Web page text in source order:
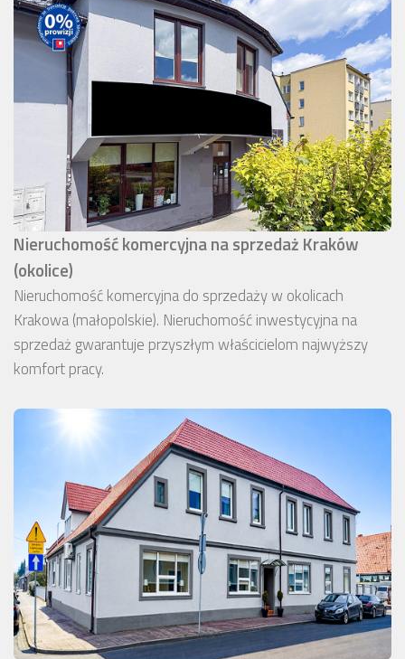
Nieruchomość komercyjna na sprzedaż Kraków
(okolice)
Nieruchomość komercyjna do sprzedaży w okolicach
Krakowa (małopolskie). Nieruchomość inwestycyjna na
sprzedaż gwarantuje przyszłym właścicielom najwyższy
komfort pracy.